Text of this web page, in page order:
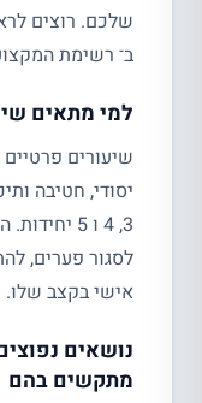
שלכם. רוצים
ב־ רשימת
למי מתאים
שיעורים
יסודי, חטיבה
3, 4 ו 5
לסגור פערים,
אישי בקצב שלו.
נושאים
מתקשים בהם